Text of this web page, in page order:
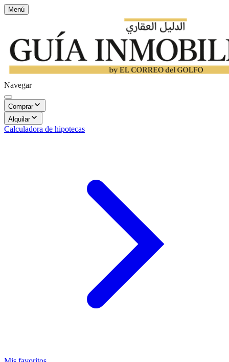
Menú
Navegar
Comprar
Alquilar
Calculadora de hipotecas